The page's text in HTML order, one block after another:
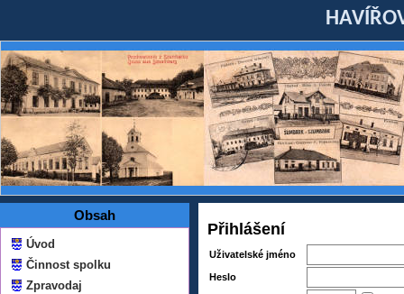
Obsah
Úvod
Činnost spolku
Zpravodaj
Přihlášení
Uživatelské jméno
Heslo